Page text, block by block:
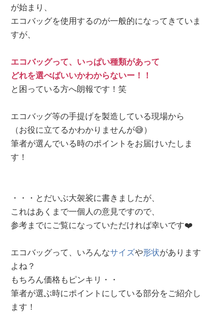
が始まり、
エコバッグを使用するのが一般的になってきていま
すが、
エコバッグって、いっぱい種類があって
どれを選べばいいかわからないー！！
と困っている方へ朗報です！笑
エコバッグ等の手提げを製造している現場から
（お役に立てるかわかりませんが😅）
筆者が選んでいる時のポイントをお届けいたしま
す！
・・・とだいぶ大袈裟に書きましたが、
これはあくまで一個人の意見ですので、
参考までにご覧になっていただければ幸いです❤️
エコバッグって、いろんなサイズや形状があります
よね？
もちろん価格もピンキリ・・
筆者が選ぶ時にポイントにしている部分をご紹介し
ます！